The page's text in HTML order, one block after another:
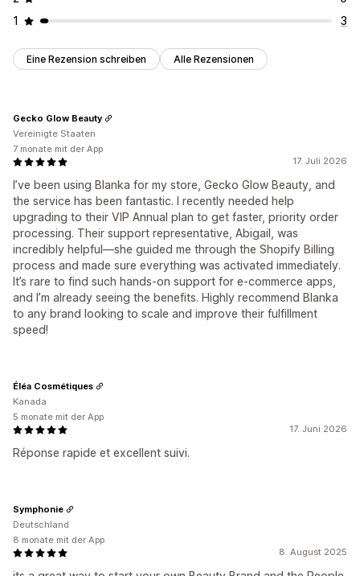
1
3
Eine Rezension schreiben Alle Rezensionen
17. Juli 2026
I’ve been using Blanka for my store, Gecko Glow Beauty, and
the service has been fantastic. I recently needed help
upgrading to their VIP Annual plan to get faster, priority order
processing. Their support representative, Abigail, was
incredibly helpful—she guided me through the Shopify Billing
process and made sure everything was activated immediately.
It’s rare to find such hands-on support for e-commerce apps,
and I’m already seeing the benefits. Highly recommend Blanka
to any brand looking to scale and improve their fulfillment
speed!
Gecko Glow Beauty
Vereinigte Staaten
7 monate mit der App
17. Juni 2026
Réponse rapide et excellent suivi.
Éléa Cosmétiques
Kanada
5 monate mit der App
8. August 2025
Symphonie
Deutschland
8 monate mit der App